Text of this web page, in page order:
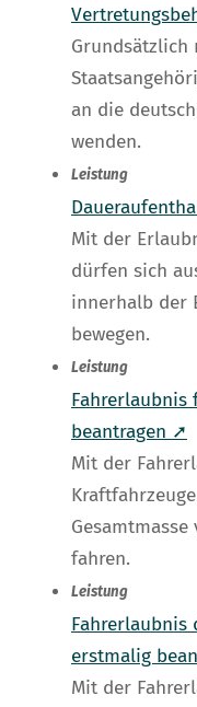
Grundsätzlich
an die
wenden.
Leistung
Mit der
dürfen sich
innerhalb der
bewegen.
Leistung
Fahrerlaubnis
beantragen ➚
Mit der
fahren.
Leistung
Fahrerlaubnis
erstmalig
Mit der